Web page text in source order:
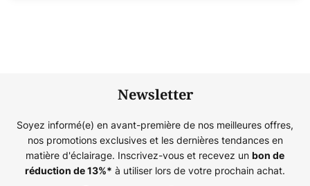
Newsletter
Soyez informé(e) en avant-première de nos meilleures offres,
nos promotions exclusives et les dernières tendances en
matière d'éclairage. Inscrivez-vous et recevez un bon de
réduction de13%* à utiliser lors de votre prochain achat.